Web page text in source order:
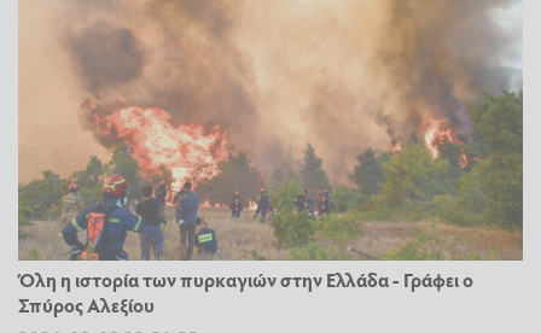
Όλη η ιστορία των πυρκαγιών στην Ελλάδα - Γράφει ο
Σπύρος Αλεξίου